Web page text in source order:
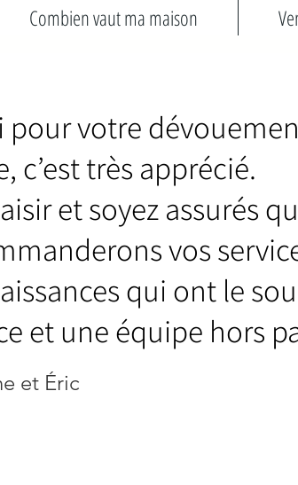
Combien vaut ma maison
pour votre
c’est très apprécié.
et soyez assurés
vos
qui ont le
et une équipe hors
et Éric